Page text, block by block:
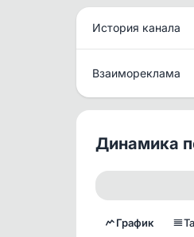
История канала
Взаимореклама
Динамика
График